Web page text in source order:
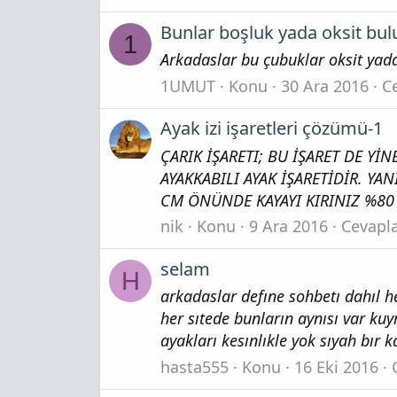
1 Bunlar boşluk yada oksit
Arkadaslar bu çubuklar oksit
1UMUT
Konu 30 Ara 2016
Ayak izi işaretleri çözümü-1
ÇARIK İŞARETI; BU İŞARET DE
AYAKKABILI AYAK İŞARETİDİR.
CM ÖNÜNDE KAYAYI KIRINIZ
nik
Konu 9 Ara 2016
H selam
arkadaslar defıne sohbetı dahıl
her sıtede bunların aynısı var
ayakları kesınlıkle yok sıyah bır
hasta555
Konu 16 Eki 2016